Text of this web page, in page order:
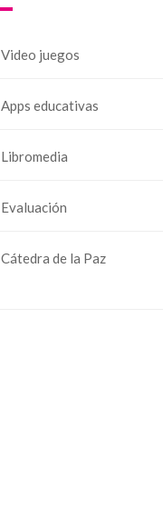
Video juegos
Apps educativas
Libromedia
Evaluación
Cátedra de la Paz